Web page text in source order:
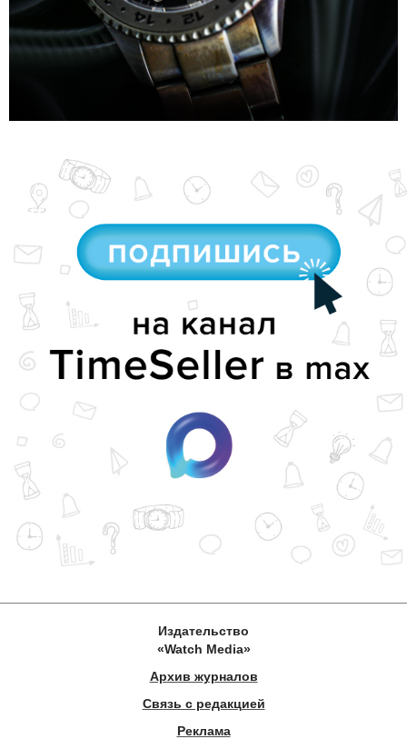
Издательство
«Watch Media»
Архив журналов
Связь с редакцией
Реклама